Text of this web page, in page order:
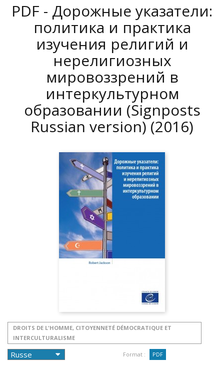
PDF - Дорожные указатели:
политика и практика
изучения религий и
нерелигиозных
мировоззрений в
интеркультурном
образовании (Signposts
Russian version) (2016)
DROITS DE L'HOMME, CITOYENNETÉ DÉMOCRATIQUE ET
INTERCULTURALISME
Format : PDF